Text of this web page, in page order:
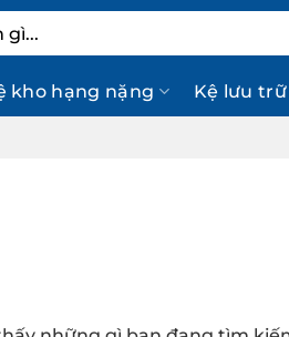
kho hạng nặng Kệ lưu trữ